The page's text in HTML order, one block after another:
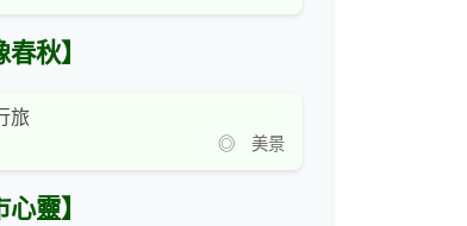
春秋】
旅
◎ 美景
心靈】